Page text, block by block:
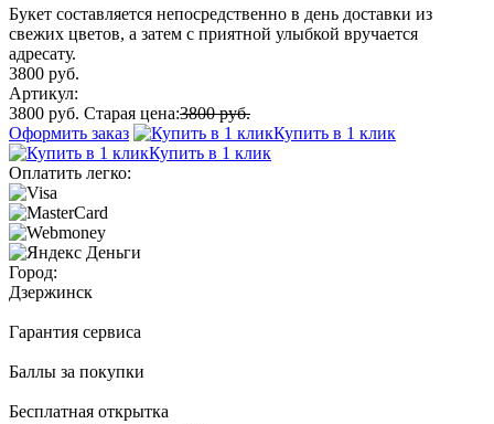
Букет составляется непосредственно в день доставки из
свежих цветов, а затем с приятной улыбкой вручается
адресату.
3800 руб.
Артикул:
3800 руб. Старая цена:3800 руб.
Оформить заказ
Купить в 1 клик
Купить в 1 клик
Оплатить легко:
Город:
Дзержинск
Гарантия сервиса
Баллы за покупки
Бесплатная открытка